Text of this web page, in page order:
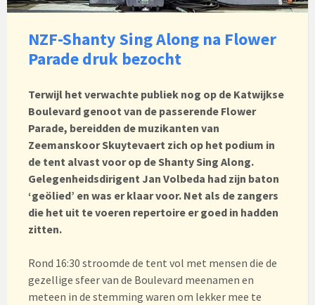
NZF-Shanty Sing Along na Flower
Parade druk bezocht
Terwijl het verwachte publiek nog op de Katwijkse
Boulevard genoot van de passerende Flower
Parade, bereidden de muzikanten van
Zeemanskoor Skuytevaert zich op het podium in
de tent alvast voor op de Shanty Sing Along.
Gelegenheidsdirigent Jan Volbeda had zijn baton
‘geölied’ en was er klaar voor. Net als de zangers
die het uit te voeren repertoire er goed in hadden
zitten.
Rond 16:30 stroomde de tent vol met mensen die de
gezellige sfeer van de Boulevard meenamen en
meteen in de stemming waren om lekker mee te